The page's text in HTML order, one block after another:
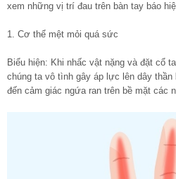
xem những vị trí đau trên bàn tay báo
1. Cơ thể mệt mỏi quá sức
Biểu hiện: Khi nhấc vật nặng và đặt cổ
chúng ta vô tình gây áp lực lên dây thần
đến cảm giác ngứa ran trên bề mặt các